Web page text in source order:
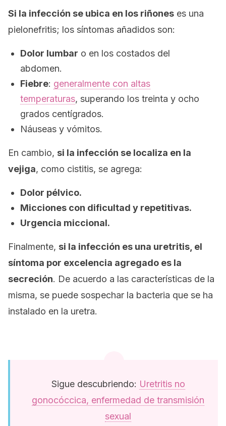
Si la infección se ubica en los riñones es una
pielonefritis; los síntomas añadidos son:
Dolor lumbar o en los costados del
abdomen.
Fiebre: generalmente con altas
temperaturas, superando los treinta y ocho
grados centígrados.
Náuseas y vómitos.
En cambio, si la infección se localiza en la
vejiga, como cistitis, se agrega:
Dolor pélvico.
Micciones con dificultad y repetitivas.
Urgencia miccional.
Finalmente, si la infección es una uretritis, el
síntoma por excelencia agregado es la
secreción. De acuerdo a las características de la
misma, se puede sospechar la bacteria que se ha
instalado en la uretra.
Sigue descubriendo: Uretritis no
gonocóccica, enfermedad de transmisión
sexual